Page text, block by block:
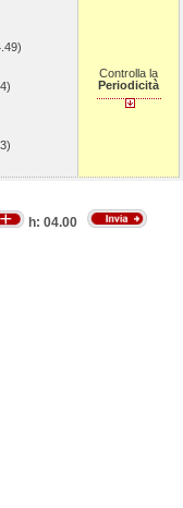
Controlla la
Periodicità
h: 04.00